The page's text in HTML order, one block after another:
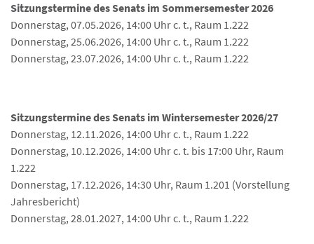
Sitzungstermine des Senats im Sommersemester 2026
Donnerstag, 07.05.2026, 14:00 Uhr c. t., Raum 1.222
Donnerstag, 25.06.2026, 14:00 Uhr c. t., Raum 1.222
Donnerstag, 23.07.2026, 14:00 Uhr c. t., Raum 1.222
Sitzungstermine des Senats im Wintersemester 2026/27
Donnerstag, 12.11.2026, 14:00 Uhr c. t., Raum 1.222
Donnerstag, 10.12.2026, 14:00 Uhr c. t. bis 17:00 Uhr, Raum
1.222
Donnerstag, 17.12.2026, 14:30 Uhr, Raum 1.201 (Vorstellung
Jahresbericht)
Donnerstag, 28.01.2027, 14:00 Uhr c. t., Raum 1.222